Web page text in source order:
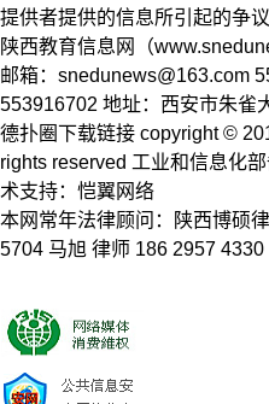
提供者提供的信息所引起的争议
陕西教育信息网（
邮箱： snedunews@163.com
553916702 地址：西安市朱雀
德扑圈下载链接 copyright ©
rights reserved 工业和信息化
术支持：恺翼网络
本网常年法律顾问：陕西博硕
5704 马旭 律师 186 2957 4330